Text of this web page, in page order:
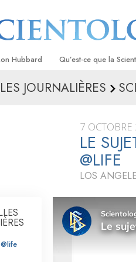
Hubbard Qu’est-ce que la
Croyances et pratiques
Les scientologues et
Rencontrez un
À l’intérieur d’une
Les principes de base
Scientologie
La Dianétique : Une
JOURNALIÈRES
7
LE
@LIFE
LOS